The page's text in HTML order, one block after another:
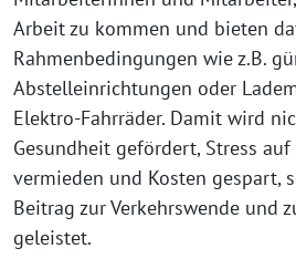
Arbeit zu kommen und bieten
Rahmenbedingungen wie z.B.
Abstelleinrichtungen oder
Elektro-Fahrräder. Damit wird
Gesundheit gefördert, Stress
vermieden und Kosten gespart,
Beitrag zur Verkehrswende und
geleistet.